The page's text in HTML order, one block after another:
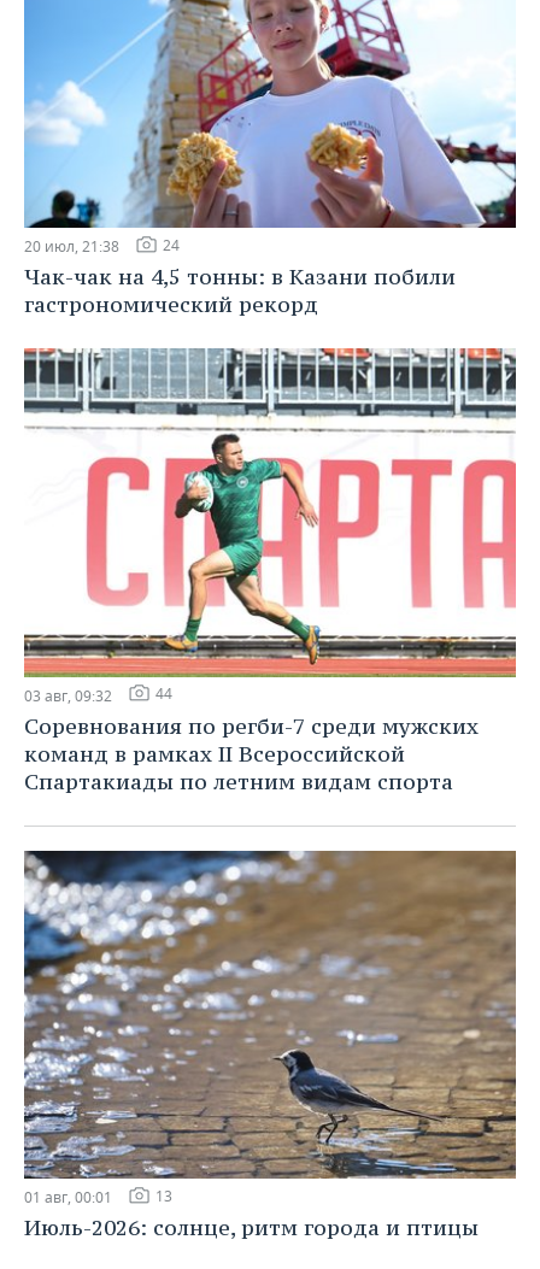
20 июл, 21:38 24
Чак-чак на 4,5 тонны: в Казани побили
гастрономический рекорд
03 авг, 09:32 44
Соревнования по регби-7 среди мужских
команд в рамках II Всероссийской
Спартакиады по летним видам спорта
01 авг, 00:01 13
Июль-2026: солнце, ритм города и птицы